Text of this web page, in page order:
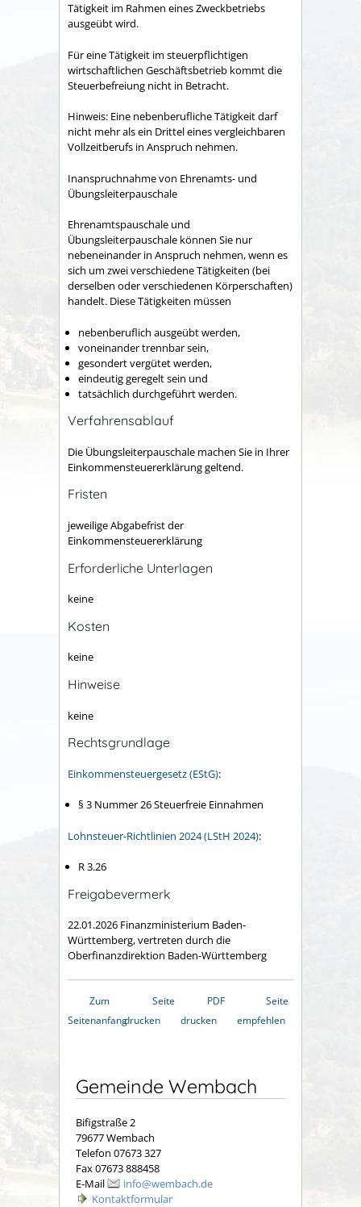
Tätigkeit im Rahmen eines Zweckbetriebs
ausgeübt wird.
Für eine Tätigkeit im steuerpflichtigen
wirtschaftlichen Geschäftsbetrieb kommt die
Steuerbefreiung nicht in Betracht.
Hinweis: Eine nebenberufliche Tätigkeit darf
nicht mehr als ein Drittel eines vergleichbaren
Vollzeitberufs in Anspruch nehmen.
Inanspruchnahme von Ehrenamts- und
Übungsleiterpauschale
Ehrenamtspauschale und
Übungsleiterpauschale können Sie nur
nebeneinander in Anspruch nehmen, wenn es
sich um zwei verschiedene Tätigkeiten (bei
derselben oder verschiedenen Körperschaften)
handelt. Diese Tätigkeiten müssen
nebenberuflich ausgeübt werden,
voneinander trennbar sein,
gesondert vergütet werden,
eindeutig geregelt sein und
tatsächlich durchgeführt werden.
Verfahrensablauf
Die Übungsleiterpauschale machen Sie in Ihrer
Einkommensteuererklärung geltend.
Fristen
jeweilige Abgabefrist der
Einkommensteuererklärung
Erforderliche Unterlagen
keine
Kosten
keine
Hinweise
keine
Rechtsgrundlage
Einkommensteuergesetz (EStG):
§ 3 Nummer 26 Steuerfreie Einnahmen
Lohnsteuer-Richtlinien 2024 (LStH 2024):
R 3.26
Freigabevermerk
22.01.2026 Finanzministerium Baden-
Württemberg, vertreten durch die
Oberfinanzdirektion Baden-Württemberg
Zum
Seitenanfang
Seite
drucken
PDF
drucken
Seite
empfehlen
Gemeinde Wembach
Bifigstraße 2
79677 Wembach
Telefon 07673 327
Fax 07673 888458
E-Mail
info@wembach.de
Kontaktformular